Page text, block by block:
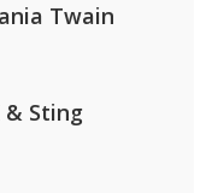
Twain
& Sting